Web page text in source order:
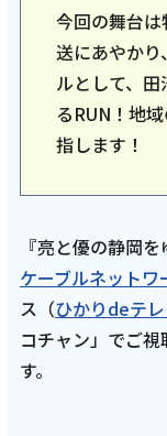
今回の舞台
送にあやか
ルとして、
るRUN！地
指します！
『亮と優の静岡
ケーブルネットワ
ス（ひかりdeテ
コチャン」でご
す。